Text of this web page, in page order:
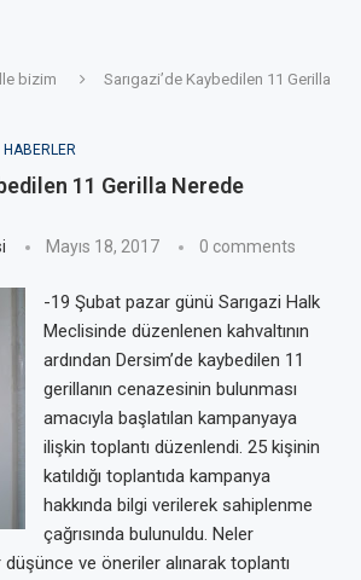
bizim
Sarıgazi’de Kaybedilen 11 Gerilla
HABERLER
11 Gerilla Nerede
Mayıs 18, 2017 0 comments
-19 Şubat pazar günü Sarıgazi Halk
Meclisinde düzenlenen kahvaltının
ardından Dersim’de kaybedilen 11
gerillanın cenazesinin bulunması
amacıyla başlatılan kampanyaya
ilişkin toplantı düzenlendi. 25 kişinin
katıldığı toplantıda kampanya
hakkında bilgi verilerek sahiplenme
çağrısında bulunuldu. Neler
düşünce ve öneriler alınarak toplantı